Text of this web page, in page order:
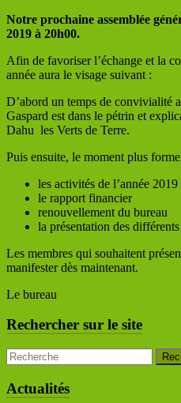
Notre prochaine assemblée
2019 à 20h00.
Afin de favoriser l’échange et la
année aura le visage suivant :
D’abord un temps de convivialité
Gaspard est dans le pétrin et
Dahu les Verts de Terre.
Puis ensuite, le moment plus
les activités de l’année 2019
le rapport financier
renouvellement du bureau
la présentation des
Les membres qui souhaitent
manifester dès maintenant.
Le bureau
Rechercher sur le site
Actualités